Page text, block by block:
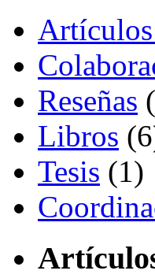
Reseñas
Libros
Tesis (1)